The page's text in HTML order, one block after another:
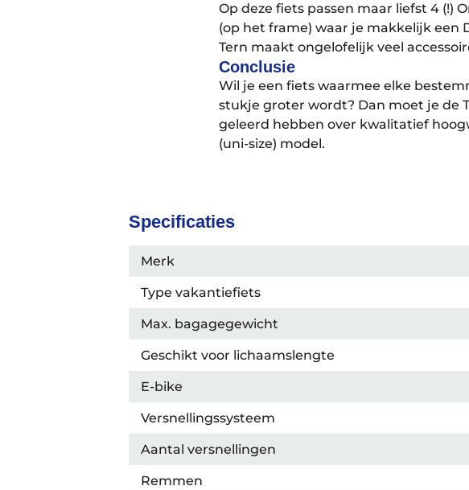
Op deze fiets passen maar liefst 4 (!)
(op het frame) waar je makkelijk een
Tern maakt ongelofelijk veel
Conclusie
Wil je een fiets waarmee elke
stukje groter wordt? Dan moet je de
geleerd hebben over kwalitatief
(uni-size) model.
Specificaties
Merk
Type vakantiefiets
Max. bagagegewicht
Geschikt voor lichaamslengte
E-bike
Versnellingssysteem
Aantal versnellingen
Remmen